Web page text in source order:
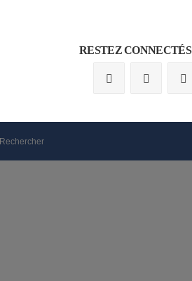
RESTEZ CONNECTÉS